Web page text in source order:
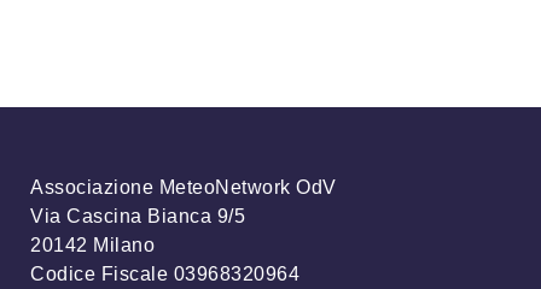
Associazione MeteoNetwork OdV
Via Cascina Bianca 9/5
20142 Milano
Codice Fiscale 03968320964